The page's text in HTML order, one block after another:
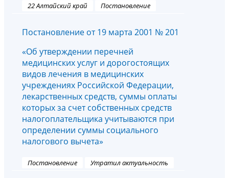
22 Алтайский край Постановление
Постановление от 19 марта 2001 № 201
«Об утверждении перечней
медицинских услуг и дорогостоящих
видов лечения в медицинских
учреждениях Российской Федерации,
лекарственных средств, суммы оплаты
которых за счет собственных средств
налогоплательщика учитываются при
определении суммы социального
налогового вычета»
Постановление Утратил актуальность